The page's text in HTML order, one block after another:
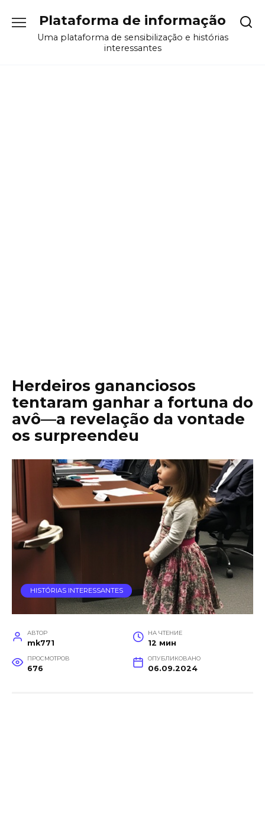
содержанию
Plataforma de informação
Uma plataforma de sensibilização e histórias
interessantes
Herdeiros gananciosos
tentaram ganhar a fortuna do
avô—a revelação da vontade
os surpreendeu
HISTÓRIAS INTERESSANTES
АВТОР
mk771
НА ЧТЕНИЕ
12 мин
ПРОСМОТРОВ
676
ОПУБЛИКОВАНО
06.09.2024